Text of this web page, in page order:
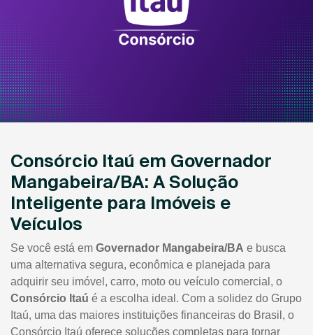
Consórcio Itaú em Governador
Mangabeira/BA: A Solução
Inteligente para Imóveis e
Veículos
Se você está em Governador Mangabeira/BA e busca
uma alternativa segura, econômica e planejada para
adquirir seu imóvel, carro, moto ou veículo comercial, o
Consórcio Itaú é a escolha ideal. Com a solidez do Grupo
Itaú, uma das maiores instituições financeiras do Brasil, o
Consórcio Itaú oferece soluções completas para tornar